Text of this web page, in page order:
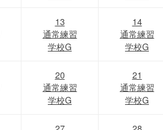
13
通常練習
学校G
14
通常練習
学校G
20
通常練習
学校G
21
通常練習
学校G